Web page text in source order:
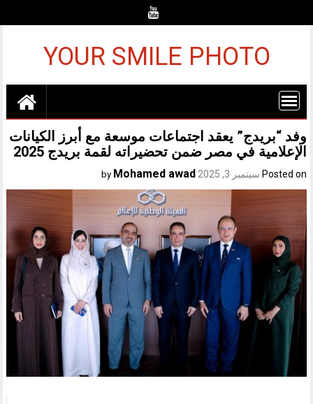
YOUR SMILE PHOTO
وفد “بريدج” يعقد اجتماعات موسعة مع أبرز الكيانات
الإعلامية في مصر ضمن تحضيراته لقمة بريدج 2025
Posted on سبتمبر 3, 2025 Mohamed awad